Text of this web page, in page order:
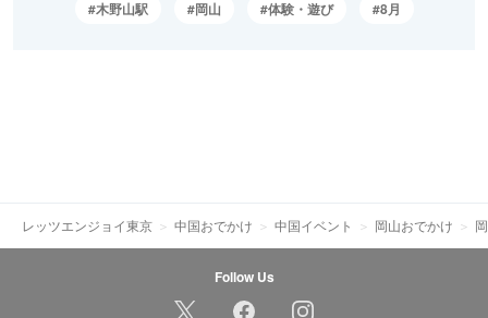
木野山駅 岡山 体験・遊び 8月
レッツエンジョイ東京 中国おでかけ 中国イベント 岡山おでかけ
Follow Us